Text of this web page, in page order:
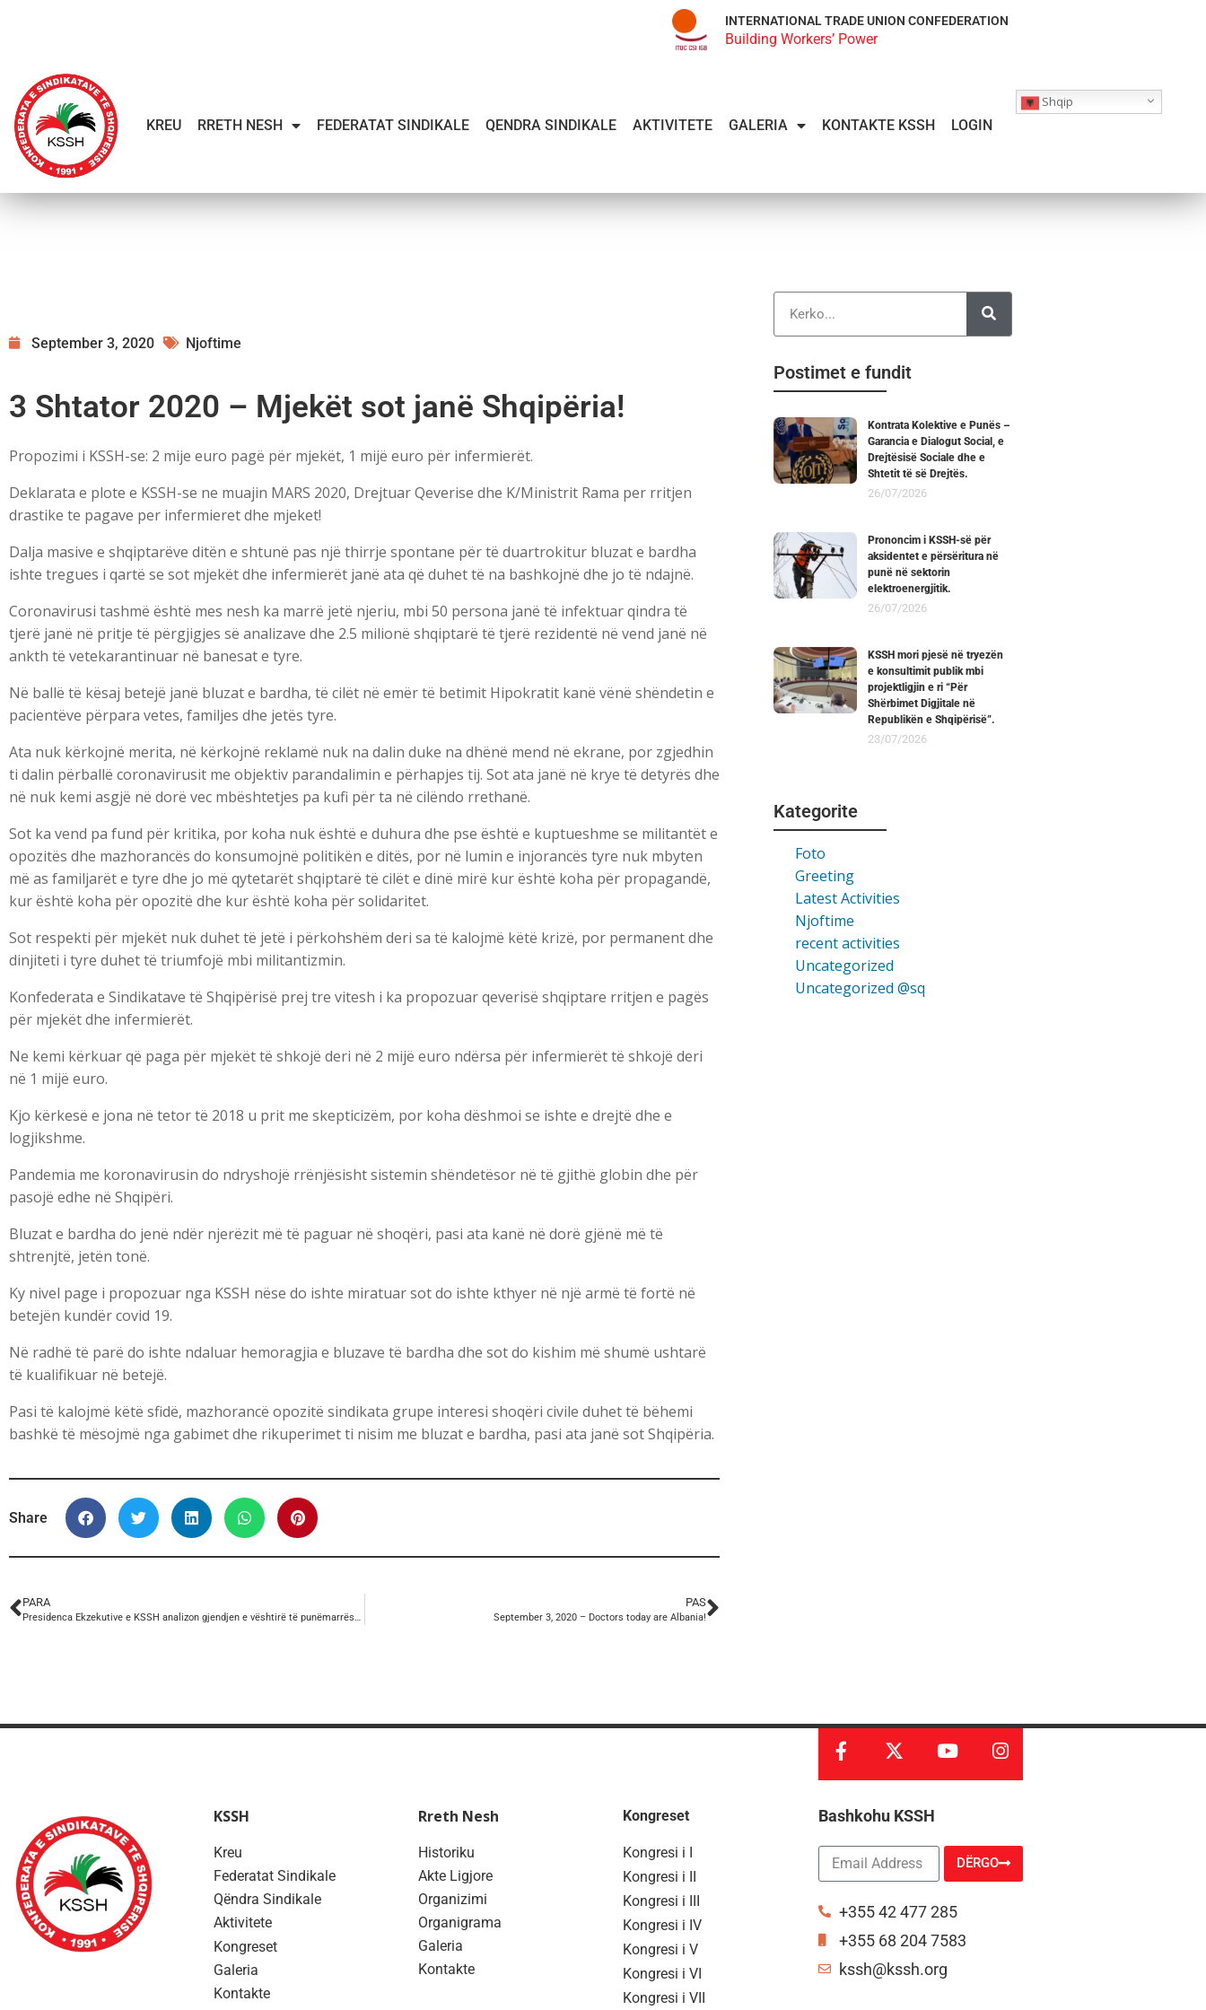
INTERNATIONAL TRADE UNION CONFEDERATION
Building Workers’ Power
KREU RRETH NESH FEDERATAT SINDIKALE QENDRA SINDIKALE AKTIVITETE GALERIA KONTAKTE KSSH LOGIN
Shqip
September 3, 2020 Njoftime
3 Shtator 2020 – Mjekët sot janë Shqipëria!
Propozimi i KSSH-se: 2 mije euro pagë për mjekët, 1 mijë euro për infermierët.
Deklarata e plote e KSSH-se ne muajin MARS 2020, Drejtuar Qeverise dhe K/Ministrit Rama per rritjen
drastike te pagave per infermieret dhe mjeket!
Dalja masive e shqiptarëve ditën e shtunë pas një thirrje spontane për të duartrokitur bluzat e bardha
ishte tregues i qartë se sot mjekët dhe infermierët janë ata që duhet të na bashkojnë dhe jo të ndajnë.
Coronavirusi tashmë është mes nesh ka marrë jetë njeriu, mbi 50 persona janë të infektuar qindra të
tjerë janë në pritje të përgjigjes së analizave dhe 2.5 milionë shqiptarë të tjerë rezidentë në vend janë në
ankth të vetekarantinuar në banesat e tyre.
Në ballë të kësaj betejë janë bluzat e bardha, të cilët në emër të betimit Hipokratit kanë vënë shëndetin e
pacientëve përpara vetes, familjes dhe jetës tyre.
Ata nuk kërkojnë merita, në kërkojnë reklamë nuk na dalin duke na dhënë mend në ekrane, por zgjedhin
ti dalin përballë coronavirusit me objektiv parandalimin e përhapjes tij. Sot ata janë në krye të detyrës dhe
në nuk kemi asgjë në dorë vec mbështetjes pa kufi për ta në cilëndo rrethanë.
Sot ka vend pa fund për kritika, por koha nuk është e duhura dhe pse është e kuptueshme se militantët e
opozitës dhe mazhorancës do konsumojnë politikën e ditës, por në lumin e injorancës tyre nuk mbyten
më as familjarët e tyre dhe jo më qytetarët shqiptarë të cilët e dinë mirë kur është koha për propagandë,
kur është koha për opozitë dhe kur është koha për solidaritet.
Sot respekti për mjekët nuk duhet të jetë i përkohshëm deri sa të kalojmë këtë krizë, por permanent dhe
dinjiteti i tyre duhet të triumfojë mbi militantizmin.
Konfederata e Sindikatave të Shqipërisë prej tre vitesh i ka propozuar qeverisë shqiptare rritjen e pagës
për mjekët dhe infermierët.
Ne kemi kërkuar që paga për mjekët të shkojë deri në 2 mijë euro ndërsa për infermierët të shkojë deri
në 1 mijë euro.
Kjo kërkesë e jona në tetor të 2018 u prit me skepticizëm, por koha dëshmoi se ishte e drejtë dhe e
logjikshme.
Pandemia me koronavirusin do ndryshojë rrënjësisht sistemin shëndetësor në të gjithë globin dhe për
pasojë edhe në Shqipëri.
Bluzat e bardha do jenë ndër njerëzit më të paguar në shoqëri, pasi ata kanë në dorë gjënë më të
shtrenjtë, jetën tonë.
Ky nivel page i propozuar nga KSSH nëse do ishte miratuar sot do ishte kthyer në një armë të fortë në
betejën kundër covid 19.
Në radhë të parë do ishte ndaluar hemoragjia e bluzave të bardha dhe sot do kishim më shumë ushtarë
të kualifikuar në betejë.
Pasi të kalojmë këtë sfidë, mazhorancë opozitë sindikata grupe interesi shoqëri civile duhet të bëhemi
bashkë të mësojmë nga gabimet dhe rikuperimet ti nisim me bluzat e bardha, pasi ata janë sot Shqipëria.
Share
PARA PAS
September 3, 2020 – Doctors today are Albania!
Postimet e fundit
Kontrata Kolektive e Punës –
Garancia e Dialogut Social, e
Drejtësisë Sociale dhe e
Shtetit të së Drejtës.
26/07/2026
Prononcim i KSSH-së për
aksidentet e përsëritura në
punë në sektorin
elektroenergjitik.
26/07/2026
KSSH mori pjesë në tryezën
e konsultimit publik mbi
projektligjin e ri “Për
Shërbimet Digjitale në
Republikën e Shqipërisë”.
23/07/2026
Kategorite
Foto
Greeting
Latest Activities
Njoftime
recent activities
Uncategorized
Uncategorized @sq
KSSH
Kreu
Federatat Sindikale
Qëndra Sindikale
Aktivitete
Kongreset
Galeria
Kontakte
Rreth Nesh
Historiku
Akte Ligjore
Organizimi
Organigrama
Galeria
Kontakte
Kongreset
Kongresi i I
Kongresi i II
Kongresi i III
Kongresi i IV
Kongresi i V
Kongresi i VI
Kongresi i VII
Bashkohu KSSH
DËRGO
+355 42 477 285
+355 68 204 7583
kssh@kssh.org